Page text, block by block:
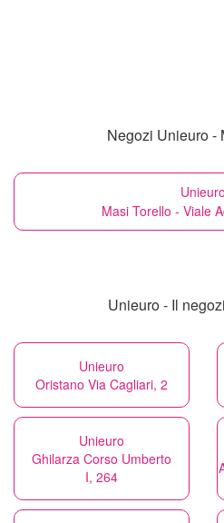
Negozi Unieuro -
Unieuro
Masi Torello - Viale
Unieuro - Il
Unieuro
Oristano Via Cagliari, 2
Unieuro
Ghilarza Corso Umberto
I, 264